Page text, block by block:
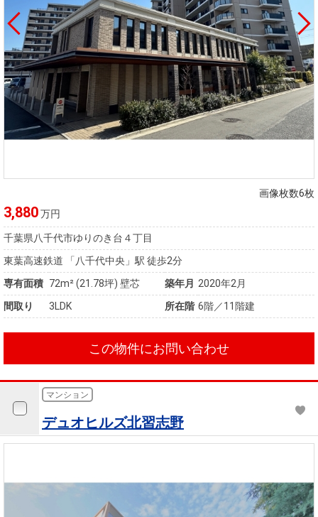
画像枚数6枚
3,880万円
千葉県八千代市ゆりのき台４丁目
東葉高速鉄道 「八千代中央」駅 徒歩2分
専有面積 72m²(21.78坪) 壁芯 築年月 2020年2月
間取り
3LDK 所在階 6階／11階建
この物件にお問い合わせ
マンション
デュオヒルズ北習志野